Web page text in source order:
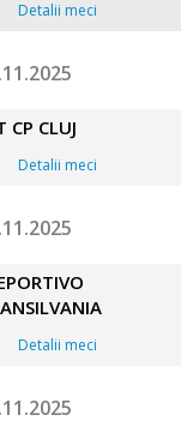
Detalii meci
CP CLUJ
Detalii meci
Detalii meci